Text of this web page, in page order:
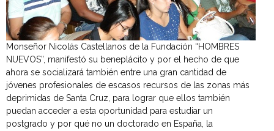
Monseñor Nicolás Castellanos de la Fundación “HOMBRES
NUEVOS”, manifestó su beneplácito y por el hecho de que
ahora se socializará también entre una gran cantidad de
jóvenes profesionales de escasos recursos de las zonas más
deprimidas de Santa Cruz, para lograr que ellos también
puedan acceder a esta oportunidad para estudiar un
postgrado y por qué no un doctorado en España, la